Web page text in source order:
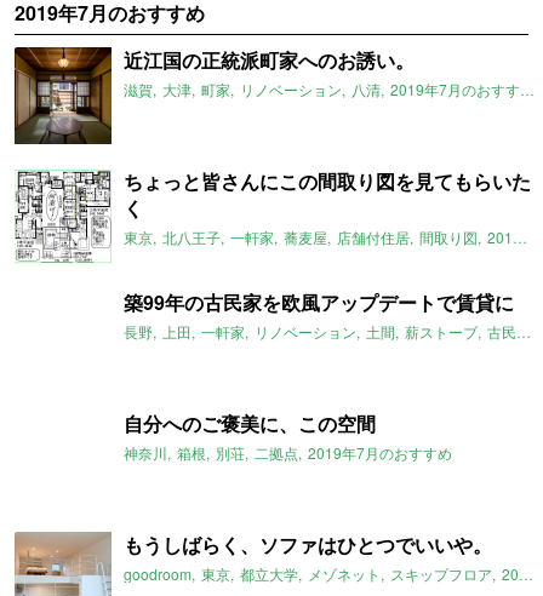
2019年7月のおすすめ
近江国の正統派町家へのお誘い。
滋賀 大津 町家 リノベーション 八清 2019年7月のおすすめ
ちょっと皆さんにこの間取り図を見てもらいた
く
東京 北八王子 一軒家 蕎麦屋 店舗付住居 間取り図 2019年7月のおすすめ
築99年の古民家を欧風アップデートで賃貸に
長野 上田 一軒家 リノベーション 土間 薪ストーブ 古民家
自分へのご褒美に、この空間
神奈川 箱根 別荘 二拠点 2019年7月のおすすめ
もうしばらく、ソファはひとつでいいや。
goodroom 東京 都立大学 メゾネット スキップフロア 2019年7月のおすすめ